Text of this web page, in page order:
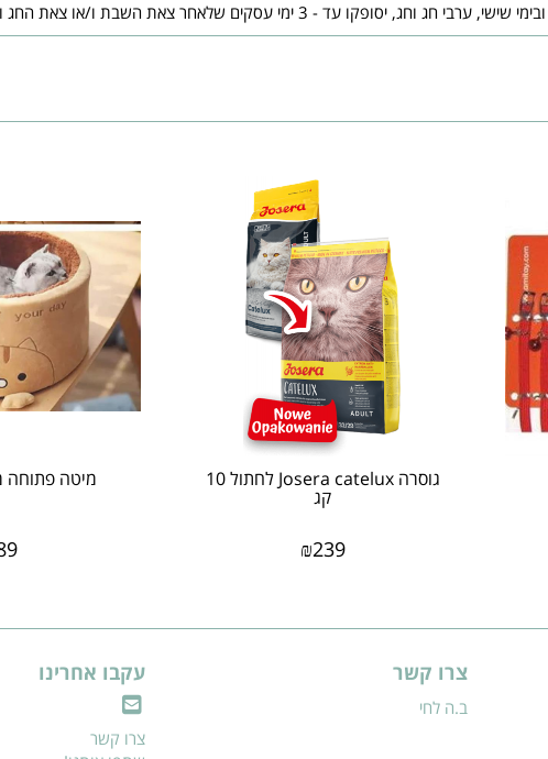
גוסרה Josera catelux לחתול 10
קג
₪239
מיטה פתוחה
צרו קשר
ב.ה לחי
עקבו אחרינו
צרו קשר